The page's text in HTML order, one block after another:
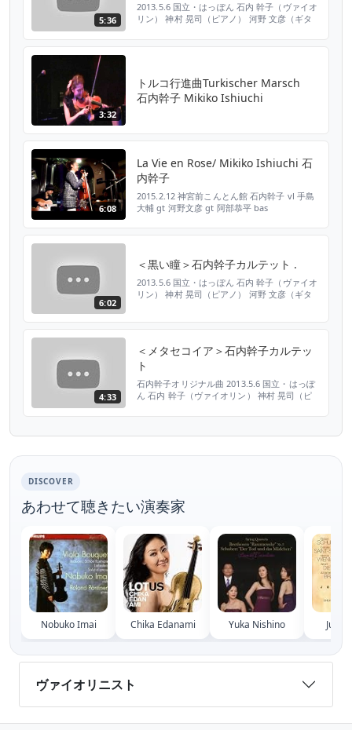
5:36
2013.5.6 国立・はっぽん 石内 幹子（ヴァイオ
リン） 神村 晃司（ピアノ） 河野 文彦（ギタ
3:32
トルコ行進曲Turkischer Marsch
石内幹子 Mikiko Ishiuchi
6:08
La Vie en Rose/ Mikiko Ishiuchi 石
内幹子
2015.2.12 神宮前こんとん館 石内幹子 vl 手島
大輔 gt 河野文彦 gt 阿部恭平 bas
6:02
＜黒い瞳＞石内幹子カルテット .
2013.5.6 国立・はっぽん 石内 幹子（ヴァイオ
リン） 神村 晃司（ピアノ） 河野 文彦（ギタ
4:33
＜メタセコイア＞石内幹子カルテッ
ト
石内幹子オリジナル曲 2013.5.6 国立・はっぽ
ん 石内 幹子（ヴァイオリン） 神村 晃司（ピ
DISCOVER
あわせて聴きたい演奏家
Nobuko Imai Chika Edanami Yuka Nishino
ヴァイオリニスト